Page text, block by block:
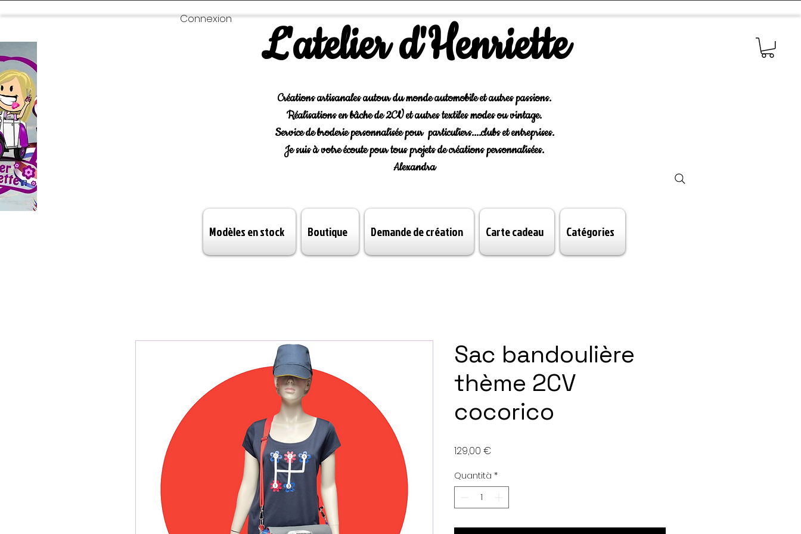
L'atelier d'Henriette
Connexion
Créations artisanales autour du monde automobile et autres passions.
Réalisations en bâche de 2CV et autres textiles modes ou vintage.
Service de broderie personnalisée pour particuliers....clubs et entreprises.
Je suis à votre écoute pour tous projets de créations personnalisées.
Alexandra
Modèles en stock Boutique Demande de création Carte cadeau Catégories
Sac bandoulière
thème 2CV
cocorico
129,00 €
Quantità *